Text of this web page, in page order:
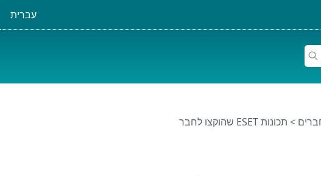
עברית
> תכונות ESET שהוקצו לחבר